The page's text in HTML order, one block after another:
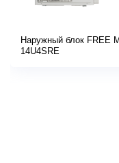
Наружный блок FREE
14U4SRE